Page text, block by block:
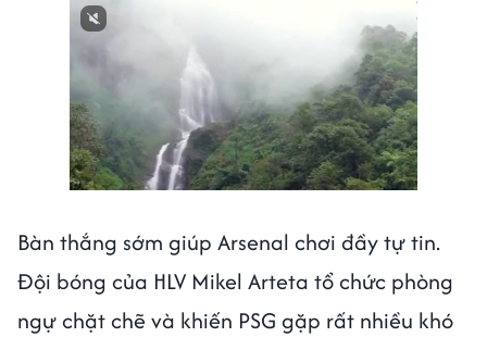
Bàn thắng sớm giúp Arsenal chơi đầy tự tin.
Đội bóng của HLV Mikel Arteta tổ chức phòng
ngự chặt chẽ và khiến PSG gặp rất nhiều khó